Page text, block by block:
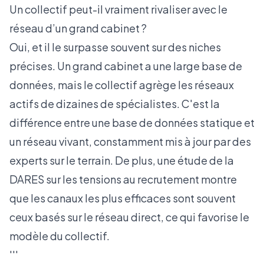
Un collectif peut-il vraiment rivaliser avec le
réseau d’un grand cabinet ?
Oui, et il le surpasse souvent sur des niches
précises. Un grand cabinet a une large base de
données, mais le collectif agrège les réseaux
actifs de dizaines de spécialistes. C'est la
différence entre une base de données statique et
un réseau vivant, constamment mis à jour par des
experts sur le terrain. De plus, une étude de la
DARES sur les tensions au recrutement montre
que les canaux les plus efficaces sont souvent
ceux basés sur le réseau direct, ce qui favorise le
modèle du collectif.
'''